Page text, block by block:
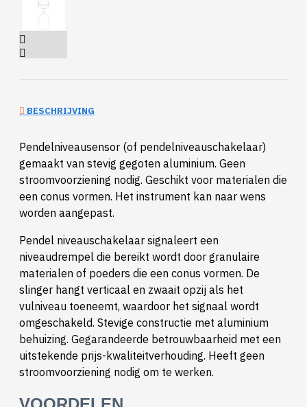
BESCHRIJVING
Pendelniveausensor (of pendelniveauschakelaar)
gemaakt van stevig gegoten aluminium. Geen
stroomvoorziening nodig. Geschikt voor materialen die
een conus vormen. Het instrument kan naar wens
worden aangepast.
Pendel niveauschakelaar signaleert een
niveaudrempel die bereikt wordt door granulaire
materialen of poeders die een conus vormen. De
slinger hangt verticaal en zwaait opzij als het
vulniveau toeneemt, waardoor het signaal wordt
omgeschakeld. Stevige constructie met aluminium
behuizing. Gegarandeerde betrouwbaarheid met een
uitstekende prijs-kwaliteitverhouding. Heeft geen
stroomvoorziening nodig om te werken.